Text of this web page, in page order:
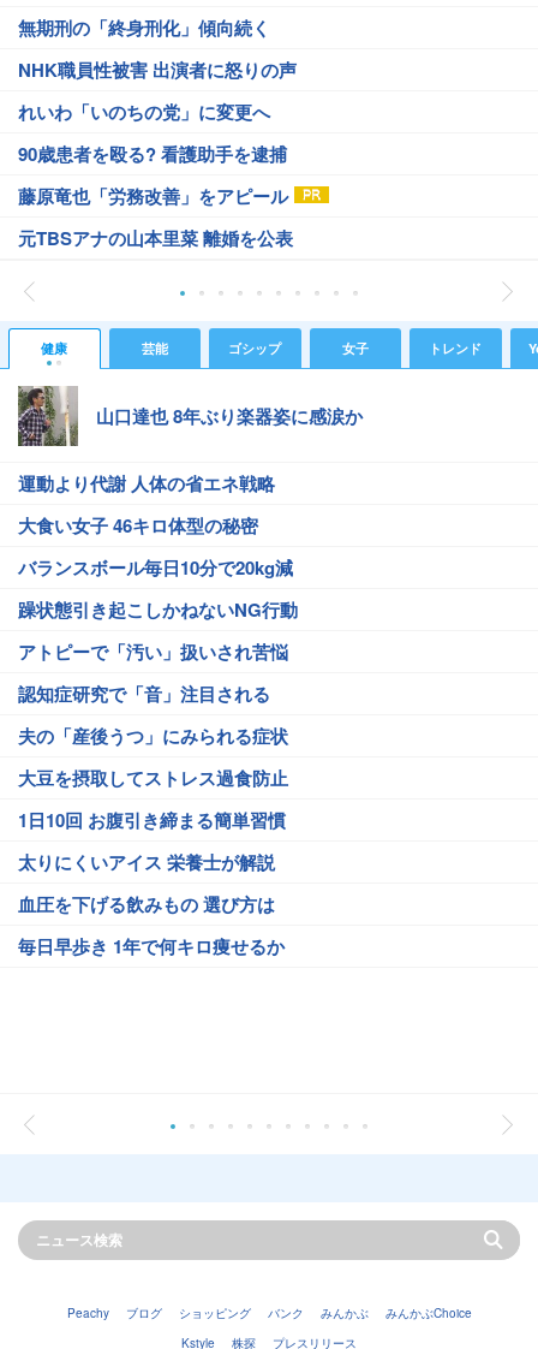
無期刑の「終身刑化」傾向続く
NHK職員性被害 出演者に怒りの声
れいわ「いのちの党」に変更へ
90歳患者を殴る? 看護助手を逮捕
藤原竜也「労務改善」をアピール
元TBSアナの山本里菜 離婚を公表
健康 芸能 ゴシップ 女子 トレンド
山口達也 8年ぶり楽器姿に感涙か
運動より代謝 人体の省エネ戦略
大食い女子 46キロ体型の秘密
バランスボール毎日10分で20kg減
躁状態引き起こしかねないNG行動
アトピーで「汚い」扱いされ苦悩
認知症研究で「音」注目される
夫の「産後うつ」にみられる症状
大豆を摂取してストレス過食防止
1日10回 お腹引き締まる簡単習慣
太りにくいアイス 栄養士が解説
血圧を下げる飲みもの 選び方は
毎日早歩き 1年で何キロ痩せるか
Peachy ブログ ショッピング バンク みんかぶ
みんかぶChoice
Kstyle
株探 プレスリリース